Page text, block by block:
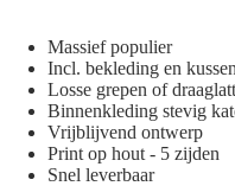
Massief populier
Incl. bekleding en kussen
Losse grepen of
Binnenkleding stevig
Vrijblijvend ontwerp
Print op hout - 5 zijden
Snel leverbaar